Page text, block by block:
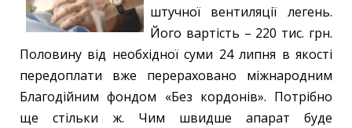
штучної вентиляції легень.
Його вартість – 220 тис. грн.
Половину від необхідної суми 24 липня в якості
передоплати вже перераховано міжнародним
Благодійним фондом «Без кордонів». Потрібно
ще стільки ж. Чим швидше апарат буде